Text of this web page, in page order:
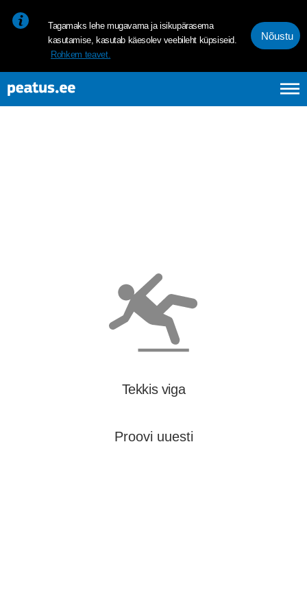
Tagamaks lehe mugavama ja isikupärasema
kasutamise, kasutab käesolev veebileht küpsiseid.
Rohkem teavet.
Nõustu
Tekkis viga
Proovi uuesti